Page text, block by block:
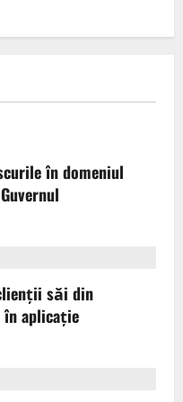
în domeniul
săi din
în aplicație